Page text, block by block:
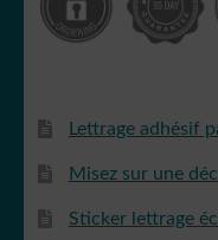
Lettrage adhésif
Misez sur une
Sticker lettrage